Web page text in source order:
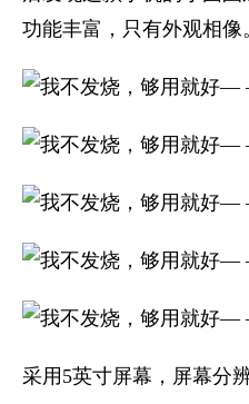
功能丰富，只有外观相像
采用5英寸屏幕，屏幕分